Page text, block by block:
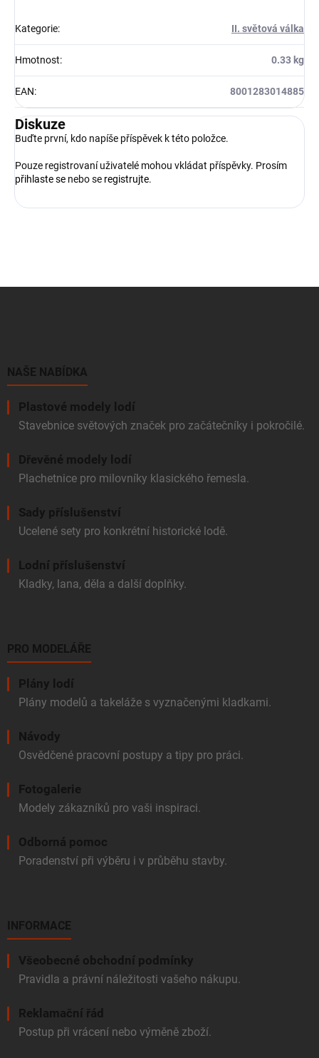
Kategorie: II. světová válka
Hmotnost: 0.33 kg
EAN: 8001283014885
Diskuze
Buďte první, kdo napíše příspěvek k této položce.
Pouze registrovaní uživatelé mohou vkládat příspěvky. Prosím
přihlaste se nebo se registrujte.
NAŠE NABÍDKA
Plastové modely lodí
Stavebnice světových značek pro začátečníky i pokročilé.
Dřevěné modely lodí
Plachetnice pro milovníky klasického řemesla.
Sady příslušenství
Ucelené sety pro konkrétní historické lodě.
Lodní příslušenství
Kladky, lana, děla a další doplňky.
PRO MODELÁŘE
Plány lodí
Plány modelů a takeláže s vyznačenými kladkami.
Návody
Osvědčené pracovní postupy a tipy pro práci.
Fotogalerie
Modely zákazníků pro vaši inspiraci.
Odborná pomoc
Poradenství při výběru i v průběhu stavby.
INFORMACE
Všeobecné obchodní podmínky
Pravidla a právní náležitosti vašeho nákupu.
Reklamační řád
Postup při vrácení nebo výměně zboží.